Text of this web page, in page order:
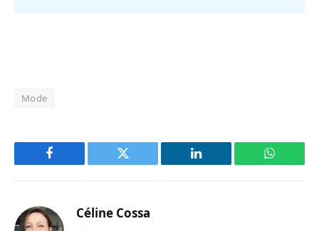
Mode
Facebook Twitter LinkedIn
Céline Cossa